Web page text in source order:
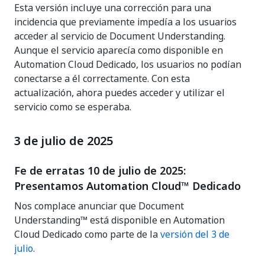
Esta versión incluye una corrección para una
incidencia que previamente impedía a los usuarios
acceder al servicio de Document Understanding.
Aunque el servicio aparecía como disponible en
Automation Cloud Dedicado, los usuarios no podían
conectarse a él correctamente. Con esta
actualización, ahora puedes acceder y utilizar el
servicio como se esperaba.
3 de julio de 2025
Fe de erratas 10 de julio de 2025:
Presentamos Automation Cloud™ Dedicado
Nos complace anunciar que Document
Understanding™ está disponible en Automation
Cloud Dedicado como parte de laversión del 3 de
julio.